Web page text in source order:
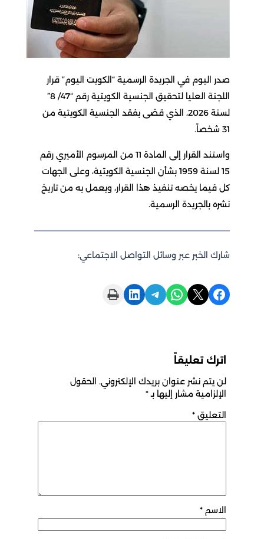
صدر اليوم في الجريدة الرسمية “الكويت اليوم” قرار
اللجنة العليا لتحقيق الجنسية الكويتية رقم “47/ 8”
لسنة 2026، الذي قضى بفقد الجنسية الكويتية من
31 شخصاً.
واستند القرار إلى المادة 11 من المرسوم الأميري رقم
15 لسنة 1959 بشأن الجنسية الكويتية، وعلى الجهات
كل فيما يخصه تنفيذ هذا القرار، ويعمل به من تاريخ
نشره بالجريدة الرسمية.
شارك الخبر عبر وسائل التواصل الاجتماعي:
Share on Facebook
Share on X
Share on WhatsApp
Share on Telegram
Share on LinkedIn
Print this Page
اترك تعليقاً
لن يتم نشر عنوان بريدك الإلكتروني. الحقول
الإلزامية مشار إليها بـ*
التعليق *
الاسم *